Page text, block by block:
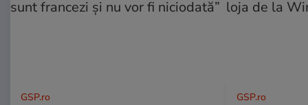
GSP.ro GSP.ro